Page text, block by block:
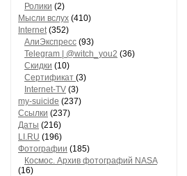
Ролики (2)
Мысли вслух (410)
Internet(352)
АлиЭкспресс (93)
Telegram | @witch_you2 (36)
Скидки (10)
Сертификат (3)
Internet-TV (3)
my-suicide (237)
Ссылки (237)
Даты (216)
LI.RU (196)
Фотографии (185)
Космос. Архив фотографий NASA
(16)